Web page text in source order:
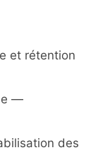
et rétention
—
des